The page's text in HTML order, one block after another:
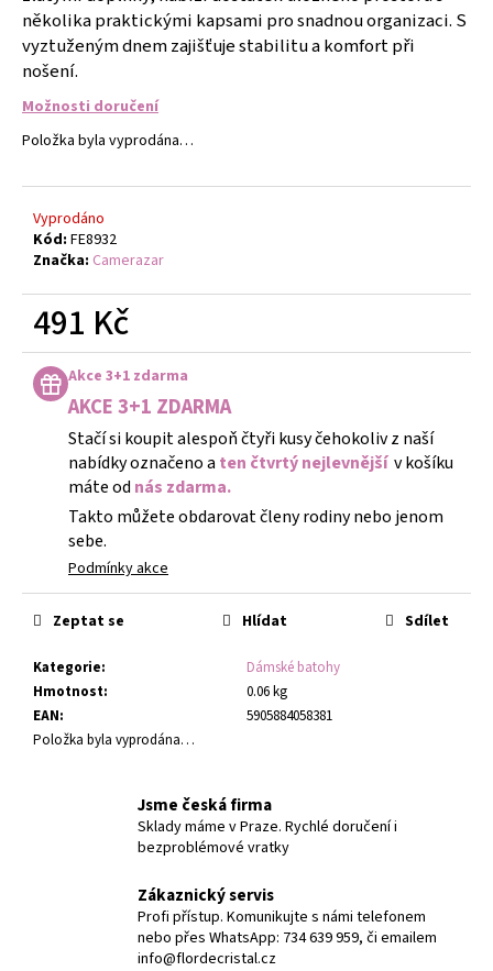
několika praktickými kapsami pro snadnou organizaci. S
vyztuženým dnem zajišťuje stabilitu a komfort při
nošení.
Možnosti doručení
Položka byla vyprodána…
Vyprodáno
Kód: FE8932
Značka: Camerazar
491 Kč
Měrná
cena:Akce 3+1 zdarma
AKCE 3+1 ZDARMA
Stačí si koupit alespoň čtyři kusy čehokoliv z naší
nabídky označeno a ten čtvrtý nejlevnější v košíku
máte od nás zdarma.
Takto můžete obdarovat členy rodiny nebo jenom
sebe.
Podmínky akce
Kategorie:
Dámské batohy
Hmotnost:
0.06 kg
EAN:
5905884058381
Položka byla vyprodána…
Zeptat se Hlídat Sdílet
Jsme česká firma
Sklady máme v Praze. Rychlé doručení i
bezproblémové vratky
Zákaznický servis
Profi přístup. Komunikujte s námi telefonem
nebo přes WhatsApp: 734 639 959, či emailem
info@flordecristal.cz
GUMIČKY
NA
VÝROBU
NÁRAMKŮ
SADA
DE
CRISTAL
299
Kč